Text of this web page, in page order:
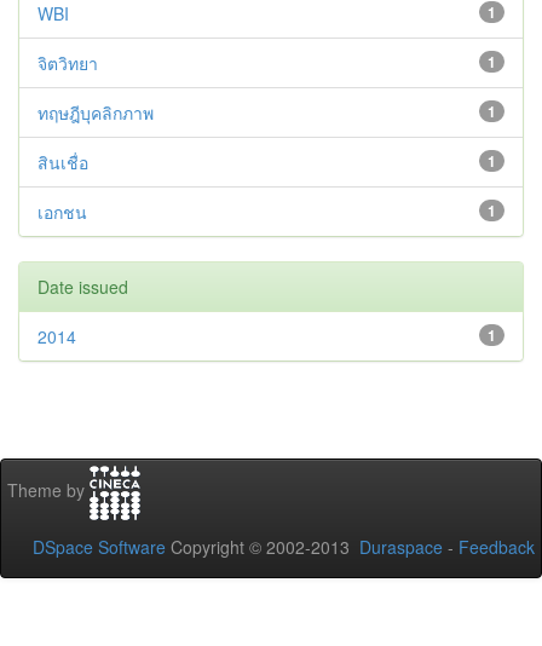
1
WBI
1
จิตวิทยา
1
ทฤษฎีบุคลิกภาพ
1
สินเชื่อ
1
เอกชน
Date issued
1
2014
Theme by
DSpace Software Copyright © 2002-2013 Duraspace - Feedback